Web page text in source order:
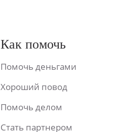
Как помочь
Помочь деньгами
Хороший повод
Помочь делом
Стать партнером